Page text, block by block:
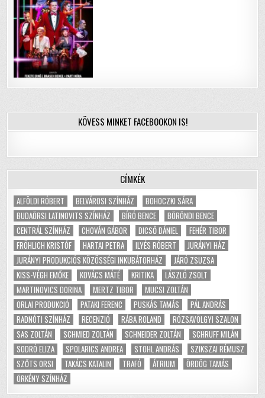
KÖVESS MINKET FACEBOOKON IS!
CÍMKÉK
ALFÖLDI RÓBERT BELVÁROSI SZÍNHÁZ
BOHOCZKI SÁRA
BUDAÖRSI LATINOVITS SZÍNHÁZ
BÍRÓ BENCE
BÖRÖNDI BENCE
CENTRÁL SZÍNHÁZ
CHOVÁN GÁBOR DICSŐ DÁNIEL
FEHÉR TIBOR
FRÖHLICH KRISTÓF
HARTAI PETRA ILYÉS RÓBERT
JURÁNYI HÁZ
JURÁNYI PRODUKCIÓS KÖZÖSSÉGI INKUBÁTORHÁZ
JÁRÓ ZSUZSA
KISS-VÉGH EMŐKE
KOVÁCS MÁTÉ KRITIKA
LÁSZLÓ ZSOLT
MARTINOVICS DORINA
MERTZ TIBOR
MUCSI ZOLTÁN
ORLAI PRODUKCIÓ
PATAKI FERENC PUSKÁS TAMÁS
PÁL ANDRÁS
RADNÓTI SZÍNHÁZ
RECENZIÓ RÁBA ROLAND
RÓZSAVÖLGYI SZALON
SAS ZOLTÁN
SCHMIED ZOLTÁN SCHNEIDER ZOLTÁN
SCHRUFF MILÁN
SODRÓ ELIZA
SPOLARICS ANDREA STOHL ANDRÁS
SZIKSZAI RÉMUSZ
SZŐTS ORSI
TAKÁCS KATALIN TRAFÓ ÁTRIUM
ÖRDÖG TAMÁS
ÖRKÉNY SZÍNHÁZ